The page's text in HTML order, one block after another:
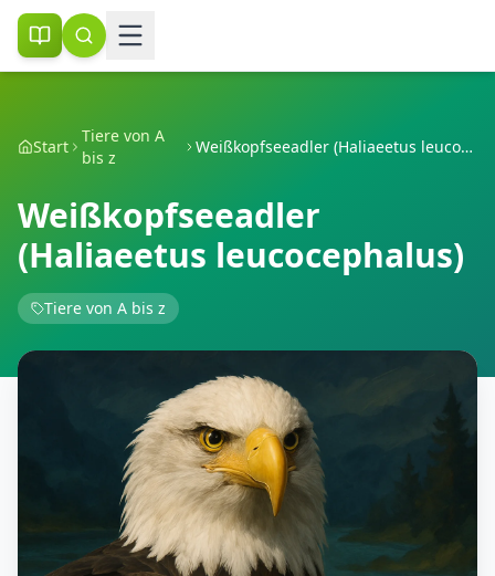
Start
Tiere von A
bis z
Weißkopfseeadler (Haliaeetus leucocephalus)
Weißkopfseeadler
(Haliaeetus leucocephalus)
Tiere von A bis z